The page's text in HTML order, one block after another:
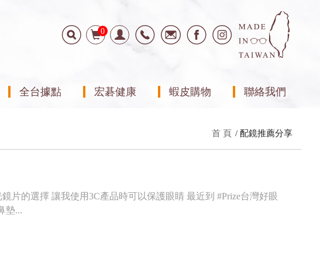
0
全台據點 宏碁健康 蝦皮購物 聯絡我們
首 頁 配鏡推薦分享
片的選擇 讓我使用3C產品時可以保護眼睛 ⁡最近到 #Prize台灣好眼
墊...